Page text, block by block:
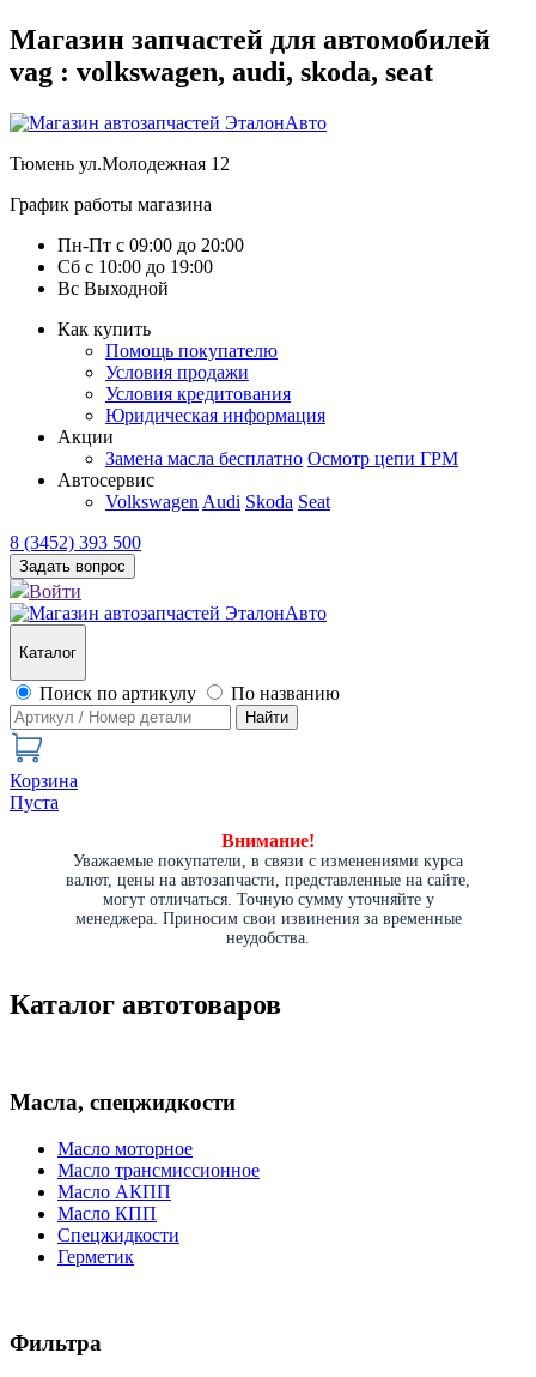
Магазин запчастей для автомобилей
vag : volkswagen, audi, skoda, seat
Тюмень ул.Молодежная 12
График работы магазина
Пн-Пт с 09:00 до 20:00
Сб с 10:00 до 19:00
Вс Выходной
Как купить
Помощь покупателю
Условия продажи
Условия кредитования
Юридическая информация
Акции
Замена масла бесплатно Осмотр цепи ГРМ
Автосервис
Volkswagen Audi Skoda Seat
8 (3452) 393 500
Задать вопрос
Войти
Каталог
Поиск по артикулу По названию
Найти
Корзина
Пуста
Внимание!
Уважаемые покупатели, в связи с изменениями курса
валют, цены на автозапчасти, представленные на сайте,
могут отличаться. Точную сумму уточняйте у
менеджера. Приносим свои извинения за временные
неудобства.
Каталог автотоваров
Масла, спецжидкости
Масло моторное
Масло трансмиссионное
Масло АКПП
Масло КПП
Спецжидкости
Герметик
Фильтра